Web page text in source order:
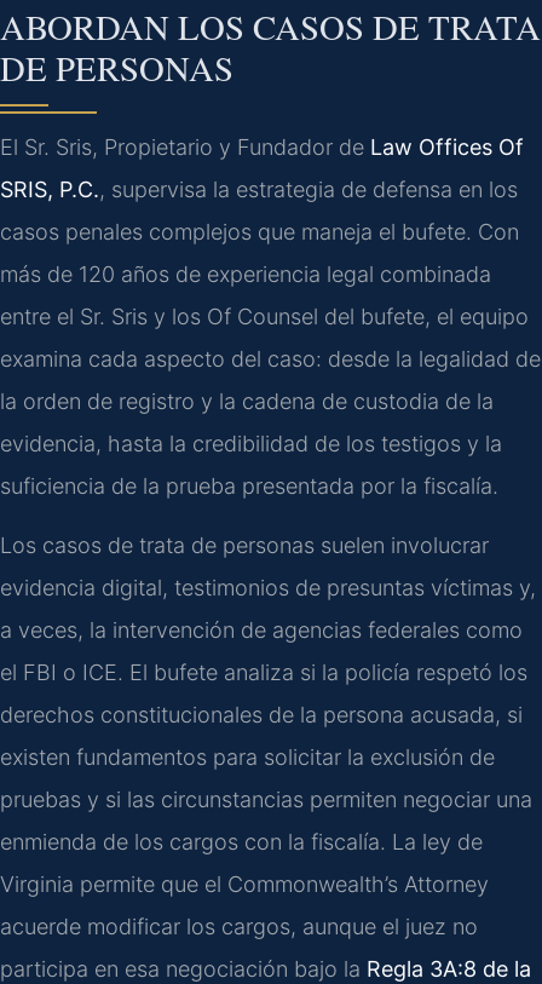
ABORDAN LOS CASOS DE TRATA
DE PERSONAS
El Sr. Sris, Propietario y Fundador de Law Offices Of
SRIS, P.C., supervisa la estrategia de defensa en los
casos penales complejos que maneja el bufete. Con
más de 120 años de experiencia legal combinada
entre el Sr. Sris y los Of Counsel del bufete, el equipo
examina cada aspecto del caso: desde la legalidad de
la orden de registro y la cadena de custodia de la
evidencia, hasta la credibilidad de los testigos y la
suficiencia de la prueba presentada por la fiscalía.
Los casos de trata de personas suelen involucrar
evidencia digital, testimonios de presuntas víctimas y,
a veces, la intervención de agencias federales como
el FBI o ICE. El bufete analiza si la policía respetó los
derechos constitucionales de la persona acusada, si
existen fundamentos para solicitar la exclusión de
pruebas y si las circunstancias permiten negociar una
enmienda de los cargos con la fiscalía. La ley de
Virginia permite que el Commonwealth’s Attorney
acuerde modificar los cargos, aunque el juez no
participa en esa negociación bajo la Regla 3A:8 de la